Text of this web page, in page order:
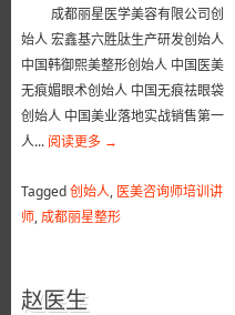
成都丽星医学美容有限公司创
始人 宏鑫基六胜肽生产研发创始人
中国韩御熙美整形创始人 中国医美
无痕媚眼术创始人 中国无痕祛眼袋
创始人 中国美业落地实战销售第一
人... 阅读更多 →
Tagged创始人, 医美咨询师培训讲
师,成都丽星整形
赵医生